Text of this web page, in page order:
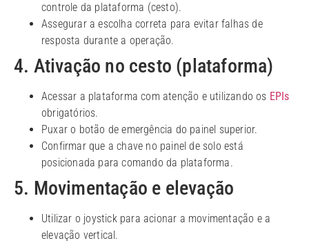
controle da plataforma (cesto).
Assegurar a escolha correta para evitar falhas de
resposta durante a operação.
4. Ativação no cesto (plataforma)
Acessar a plataforma com atenção e utilizando os EPIs
obrigatórios.
Puxar o botão de emergência do painel superior.
Confirmar que a chave no painel de solo está
posicionada para comando da plataforma.
5. Movimentação e elevação
Utilizar o joystick para acionar a movimentação e a
elevação vertical.